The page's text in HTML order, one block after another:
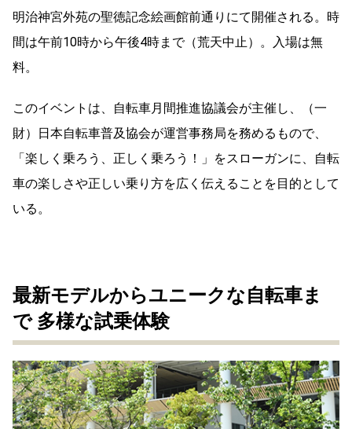
明治神宮外苑の聖徳記念絵画館前通りにて開催される。時
間は午前10時から午後4時まで（荒天中止）。入場は無
料。
このイベントは、自転車月間推進協議会が主催し、（一
財）日本自転車普及協会が運営事務局を務めるもので、
「楽しく乗ろう、正しく乗ろう！」をスローガンに、自転
車の楽しさや正しい乗り方を広く伝えることを目的として
いる。
最新モデルからユニークな自転車ま
で多様な試乗体験